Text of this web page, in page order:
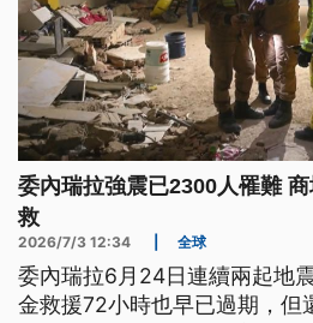
委內瑞拉強震已2300人罹難
救
2026/7/3 12:34 全球
委內瑞拉6月24日連續兩起地
金救援72小時也早已過期，但